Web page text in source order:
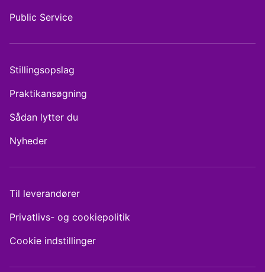
Public Service
Stillingsopslag
Praktikansøgning
Sådan lytter du
Nyheder
Til leverandører
Privatlivs- og cookiepolitik
Cookie indstillinger